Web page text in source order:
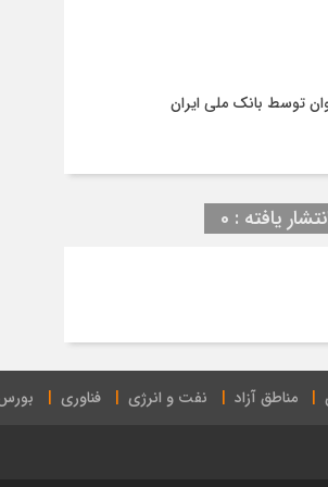
یافته : 0
مناطق آزاد نفت و انرژی فناوری